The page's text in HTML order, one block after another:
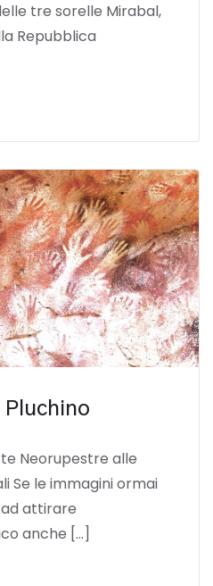
tre sorelle Mirabal,
Repubblica
Neorupestre alle
Se le immagini ormai
attirare
anche […]